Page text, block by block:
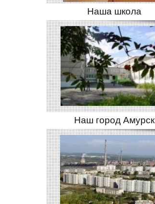
Наша школа
Наш город Амурск